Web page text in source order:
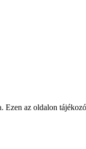
az oldalon